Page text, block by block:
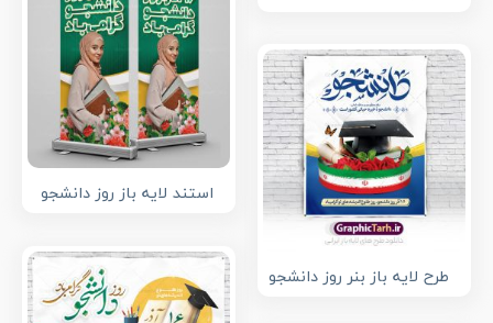
استند لایه باز روز دانشجو
طرح لایه باز بنر روز دانشجو